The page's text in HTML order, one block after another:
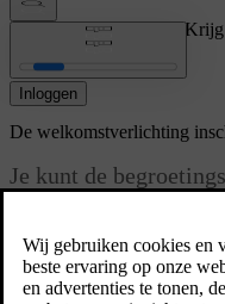
Ondersteuning op maatKrijg
Inloggen
Bijgewerkt 04-04-2025
De welkomstverlichting
Je kunt de
De welkomstverlichting
als je de auto nadert of